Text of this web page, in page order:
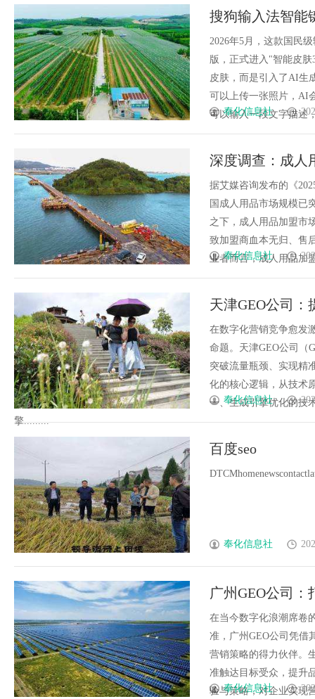
搜狗输入法智能
3.0时代
2026年5月，这款国民
版，正式进入"智能皮
皮肤，而是引入了AI生
可以上传一张照片，AI
可以输入一段文字描述
奉化信息社
深度调查：成人
谱”品牌的底层
据艾媒咨询发布的《
国成人用品市场规模已
之下，成人用品加盟市
致加盟商血本无归、售
业者而言，成人用品加
奉化信息社
天津GEO公司：
在数字化营销竞争愈发
命题。天津GEO公司（
突破流量瓶颈、实现精
化的核心逻辑，从技术
一、生成引擎优化的技
擎.........
奉化信息社
百度seo
奉化信息社
广州GEO公司
在当今数字化浪潮席卷
准，广州GEO公司凭借
营销策略的得力伙伴。
准触达目标受众，提升
验与策略，对企业实现
奉化信息社